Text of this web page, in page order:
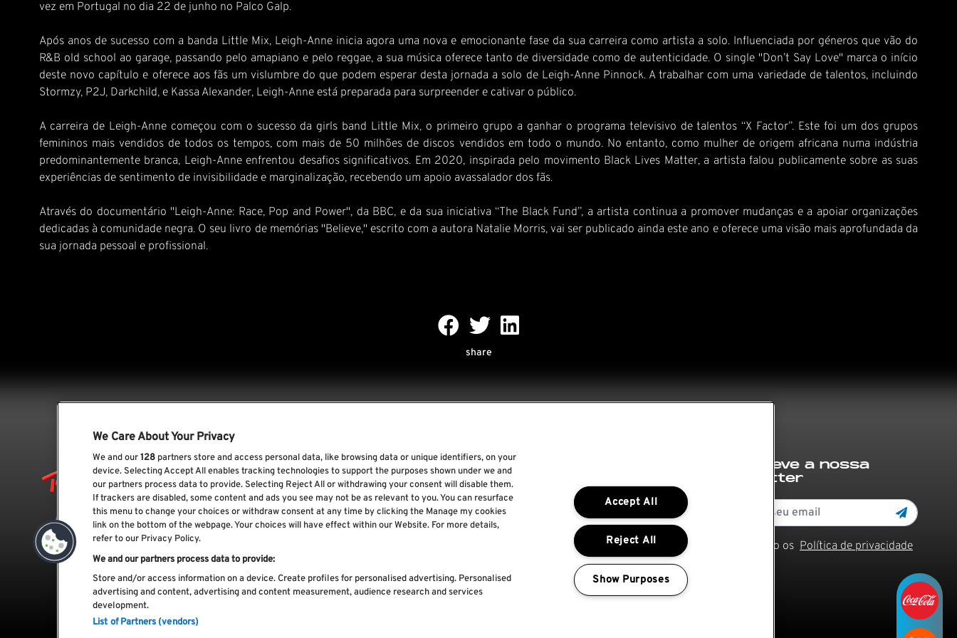
vez em Portugal no dia 22 de junho no Palco Galp.
Após anos de sucesso com a banda Little Mix, Leigh-Anne inicia agora uma nova e emocionante fase da sua carreira como artista a solo. Influenciada por géneros que vão do
R&B old school ao garage, passando pelo amapiano e pelo reggae, a sua música oferece tanto de diversidade como de autenticidade. O single "Don’t Say Love" marca o início
deste novo capítulo e oferece aos fãs um vislumbre do que podem esperar desta jornada a solo de Leigh-Anne Pinnock. A trabalhar com uma variedade de talentos, incluindo
Stormzy, P2J, Darkchild, e Kassa Alexander, Leigh-Anne está preparada para surpreender e cativar o público.
A carreira de Leigh-Anne começou com o sucesso da girls band Little Mix, o primeiro grupo a ganhar o programa televisivo de talentos “X Factor”. Este foi um dos grupos
femininos mais vendidos de todos os tempos, com mais de 50 milhões de discos vendidos em todo o mundo. No entanto, como mulher de origem africana numa indústria
predominantemente branca, Leigh-Anne enfrentou desafios significativos. Em 2020, inspirada pelo movimento Black Lives Matter, a artista falou publicamente sobre as suas
experiências de sentimento de invisibilidade e marginalização, recebendo um apoio avassalador dos fãs.
Através do documentário "Leigh-Anne: Race, Pop and Power", da BBC, e da sua iniciativa “The Black Fund”, a artista continua a promover mudanças e a apoiar organizações
dedicadas à comunidade negra. O seu livro de memórias "Believe," escrito com a autora Natalie Morris, vai ser publicado ainda este ano e oferece uma visão mais aprofundada da
sua jornada pessoal e profissional.
share
Rock World
Rock In Rio
The Town
Por um Mundo Melhor
Subscreve a nossa
newsletter
Li e aceito os Política de privacidade
We Care About Your Privacy
We and our128 partners store and access personal data, like browsing data or unique identifiers, on your
device. Selecting Accept All enables tracking technologies to support the purposes shown under we and
our partners process data to provide. Selecting Reject All or withdrawing your consent will disable them.
If trackers are disabled, some content and ads you see may not be as relevant to you. You can resurface
this menu to change your choices or withdraw consent at any time by clicking the Manage my cookies
link on the bottom of the webpage. Your choices will have effect within our Website. For more details,
refer to our Privacy Policy.
We and our partners process data to provide:
Store and/or access information on a device. Create profiles for personalised advertising. Personalised
advertising and content, advertising and content measurement, audience research and services
development.
List of Partners (vendors)
Accept All
Reject All
Show Purposes